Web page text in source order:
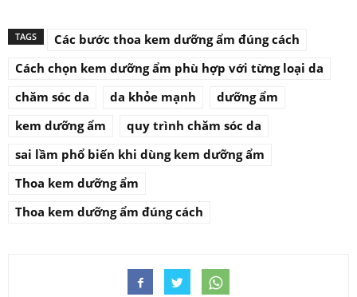
TAGS
Các bước thoa kem dưỡng ẩm đúng cách
Cách chọn kem dưỡng ẩm phù hợp với từng loại da
chăm sóc da
da khỏe mạnh
dưỡng ẩm
kem dưỡng ẩm
quy trình chăm sóc da
sai lầm phổ biến khi dùng kem dưỡng ẩm
Thoa kem dưỡng ẩm
Thoa kem dưỡng ẩm đúng cách